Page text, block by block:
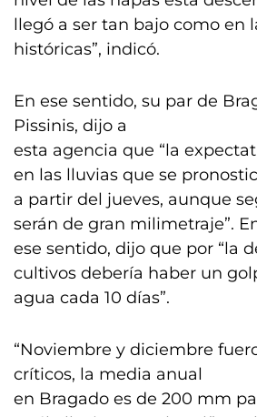
llegó a ser tan bajo como en
históricas”, indicó.
En ese sentido, su par de
Pissinis, dijo a
esta agencia que “la
en las lluvias que se
a partir del jueves, aunque
serán de gran milimetraje”.
ese sentido, dijo que por “la
cultivos debería haber un
agua cada 10 días”.
“Noviembre y diciembre
críticos, la media anual
en Bragado es de 200 mm